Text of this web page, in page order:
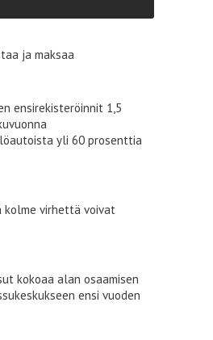
ja maksaa
ensirekisteröinnit 1,5
yli 60 prosenttia
kolme virhettä voivat
kokoaa alan osaamisen
ensi vuoden